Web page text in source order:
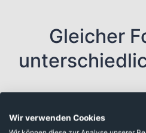
Gleicher
Wir verwenden Cookies